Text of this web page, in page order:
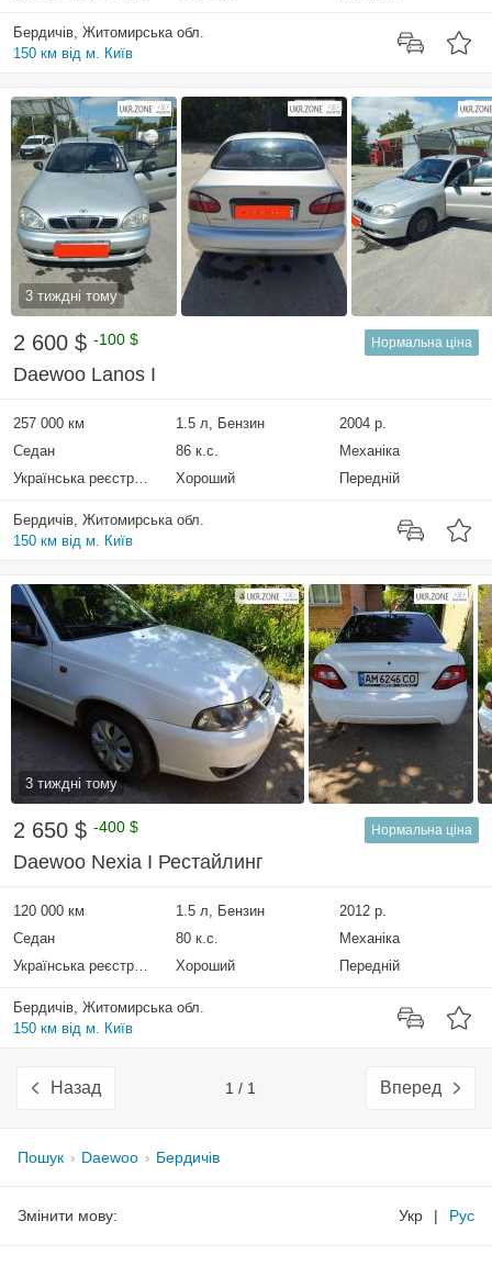
Бердичів, Житомирська обл.
150 км від м. Київ
3 тиждні тому
2 600 $ -100 $ Нормальна ціна
Daewoo Lanos I
257 000 км 1.5 л, Бензин
2004 р.
Седан
86 к.с.
Механіка
Українська реєстрація
Хороший Передній
Бердичів, Житомирська обл.
150 км від м. Київ
3 тиждні тому
2 650 $ -400 $ Нормальна ціна
Daewoo Nexia I Рестайлинг
120 000 км 1.5 л, Бензин
2012 р.
Седан
80 к.с.
Механіка
Українська реєстрація
Хороший Передній
Бердичів, Житомирська обл.
150 км від м. Київ
Назад 1 / 1 Вперед
Пошук Daewoo Бердичів
Змінити мову: Укр | Рус